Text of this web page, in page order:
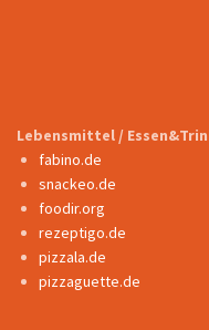
Lebensmittel /
fabino.de
snackeo.de
foodir.org
rezeptigo.de
pizzala.de
pizzaguette.de